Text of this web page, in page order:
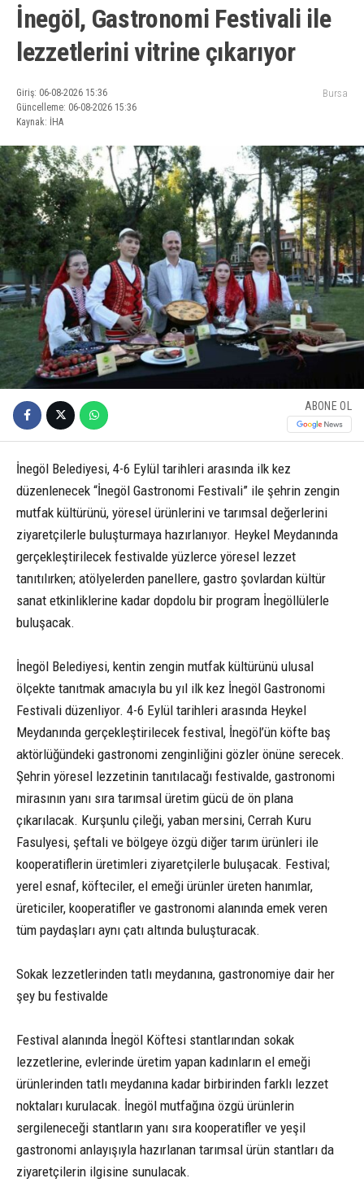
İnegöl, Gastronomi Festivali ile
lezzetlerini vitrine çıkarıyor
Giriş: 06-08-2026 15:36
Güncelleme: 06-08-2026 15:36
Kaynak: İHA
Bursa
ABONE OL
İnegöl Belediyesi, 4-6 Eylül tarihleri arasında ilk kez
düzenlenecek “İnegöl Gastronomi Festivali” ile şehrin zengin
mutfak kültürünü, yöresel ürünlerini ve tarımsal değerlerini
ziyaretçilerle buluşturmaya hazırlanıyor. Heykel Meydanında
gerçekleştirilecek festivalde yüzlerce yöresel lezzet
tanıtılırken; atölyelerden panellere, gastro şovlardan kültür
sanat etkinliklerine kadar dopdolu bir program İnegöllülerle
buluşacak.
İnegöl Belediyesi, kentin zengin mutfak kültürünü ulusal
ölçekte tanıtmak amacıyla bu yıl ilk kez İnegöl Gastronomi
Festivali düzenliyor. 4-6 Eylül tarihleri arasında Heykel
Meydanında gerçekleştirilecek festival, İnegöl’ün köfte baş
aktörlüğündeki gastronomi zenginliğini gözler önüne serecek.
Şehrin yöresel lezzetinin tanıtılacağı festivalde, gastronomi
mirasının yanı sıra tarımsal üretim gücü de ön plana
çıkarılacak. Kurşunlu çileği, yaban mersini, Cerrah Kuru
Fasulyesi, şeftali ve bölgeye özgü diğer tarım ürünleri ile
kooperatiflerin üretimleri ziyaretçilerle buluşacak. Festival;
yerel esnaf, köfteciler, el emeği ürünler üreten hanımlar,
üreticiler, kooperatifler ve gastronomi alanında emek veren
tüm paydaşları aynı çatı altında buluşturacak.
Sokak lezzetlerinden tatlı meydanına, gastronomiye dair her
şey bu festivalde
Festival alanında İnegöl Köftesi stantlarından sokak
lezzetlerine, evlerinde üretim yapan kadınların el emeği
ürünlerinden tatlı meydanına kadar birbirinden farklı lezzet
noktaları kurulacak. İnegöl mutfağına özgü ürünlerin
sergileneceği stantların yanı sıra kooperatifler ve yeşil
gastronomi anlayışıyla hazırlanan tarımsal ürün stantları da
ziyaretçilerin ilgisine sunulacak.